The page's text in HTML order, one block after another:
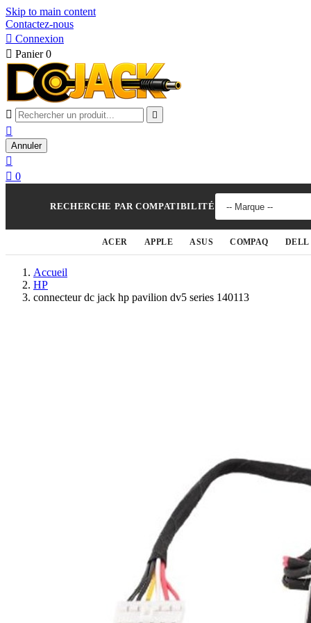
Skip to main content
Contactez-nous
 Connexion
 Panier 0
 

Annuler

 0
RECHERCHE PAR COMPATIBILITÉ
ACER APPLE ASUS COMPAQ DELL
Accueil
HP
connecteur dc jack hp pavilion dv5 series 140113